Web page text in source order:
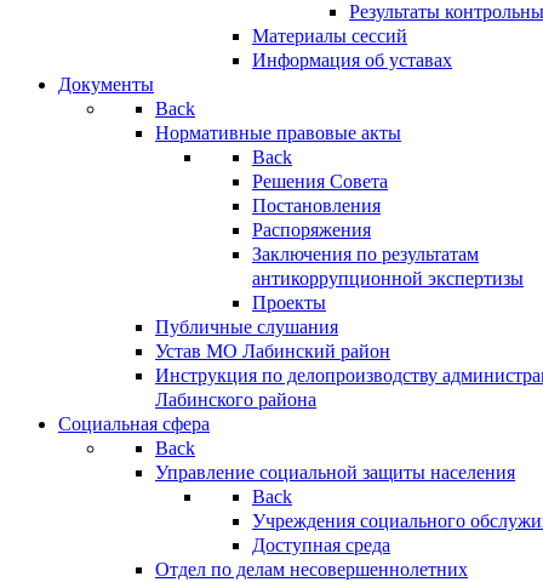
Результаты
Материалы сессий
Информация об уставах
Документы
Back
Нормативные правовые акты
Back
Решения Совета
Постановления
Распоряжения
Заключения по результатам
антикоррупционной экспертизы
Проекты
Публичные слушания
Устав МО Лабинский район
Инструкция по делопроизводству
Лабинского района
Социальная сфера
Back
Управление социальной защиты населения
Back
Учреждения социального
Доступная среда
Отдел по делам несовершеннолетних